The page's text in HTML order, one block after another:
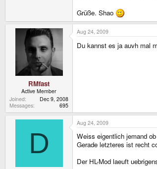
Grüße. Shao
RMfast
Active Member
Joined
Dec 9, 2008
Messages
695
Aug 24, 2009
Du kannst es ja auvh mal
D
Aug 24, 2009
Weiss eigentlich jemand
Gerade letzteres ist recht
Der HL-Mod laeuft